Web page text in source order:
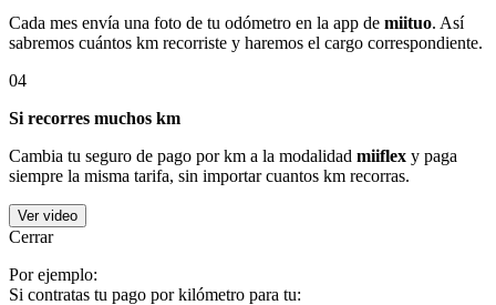
Cada mes envía una foto de tu odómetro en la app de miituo. Así
sabremos cuántos km recorriste y haremos el cargo correspondiente.
04
Si recorres muchos km
Cambia tu seguro de pago por km a la modalidad miiflex y paga
siempre la misma tarifa, sin importar cuantos km recorras.
Ver video
Cerrar
Por ejemplo:
Si contratas tu pago por kilómetro para tu: